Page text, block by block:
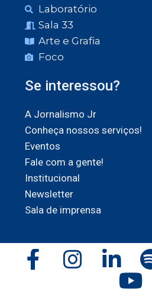
Laboratório
Sala 33
Arte e Grafia
Foco
Se interessou?
A Jornalismo Jr
Conheça nossos serviços!
Eventos
Fale com a gente!
Institucional
Newsletter
Sala de imprensa